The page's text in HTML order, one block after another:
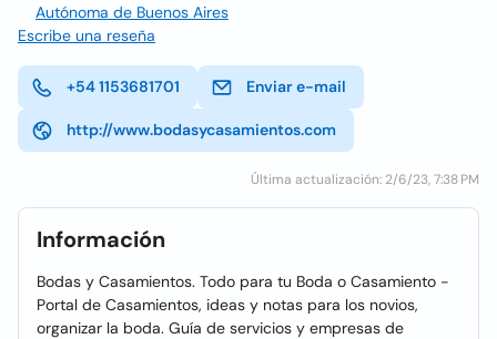
Autónoma de Buenos Aires
Escribe una reseña
+54 1153681701 Enviar e-mail
http://www.bodasycasamientos.com
Última actualización: 2/6/23, 7:38 PM
Información
Bodas y Casamientos. Todo para tu Boda o Casamiento -
Portal de Casamientos, ideas y notas para los novios,
organizar la boda. Guía de servicios y empresas de